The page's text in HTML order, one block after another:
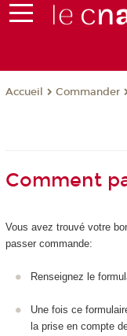
Accueil Commander
Comment
Vous avez trouvé votre
passer commande:
Renseignez le
Une fois ce
la prise en compte